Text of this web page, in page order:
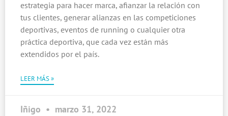
estrategia para hacer marca, afianzar la relación con
tus clientes, generar alianzas en las competiciones
deportivas, eventos de running o cualquier otra
práctica deportiva, que cada vez están más
extendidos por el país.
LEER MÁS »
Iñigo marzo 31, 2022